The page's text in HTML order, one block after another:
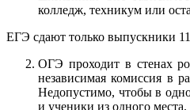
колледж, техникум или
ЕГЭ сдают только выпускники 11
ОГЭ проходит в стенах
независимая комиссия в
Недопустимо, чтобы в
и ученики из одного места.